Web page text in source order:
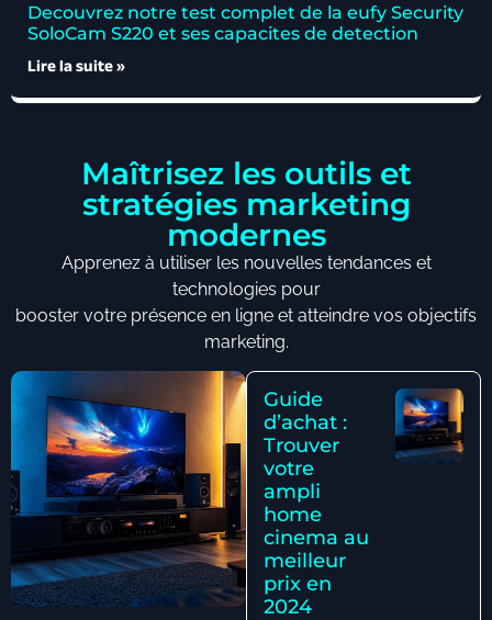
Decouvrez notre test complet de la eufy Security
SoloCam S220 et ses capacites de detection
Lire la suite »
Maîtrisez les outils et
stratégies marketing
modernes
Apprenez à utiliser les nouvelles tendances et
technologies pour
booster votre présence en ligne et atteindre vos objectifs
marketing.
Guide
d’achat :
Trouver
votre
ampli
home
cinema au
meilleur
prix en
2024